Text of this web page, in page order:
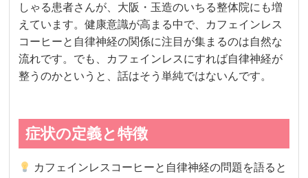
しゃる患者さんが、大阪・玉造のいちる整体院にも増
えています。健康意識が高まる中で、カフェインレス
コーヒーと自律神経の関係に注目が集まるのは自然な
流れです。でも、カフェインレスにすれば自律神経が
整うのかというと、話はそう単純ではないんです。
症状の定義と特徴
カフェインレスコーヒーと自律神経の問題を語ると